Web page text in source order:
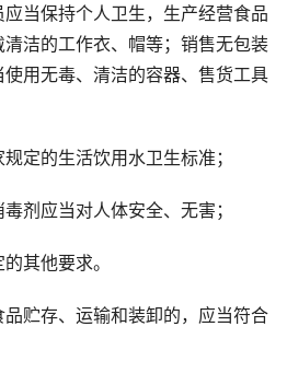
应当保持个人卫生，生产经营食品
洁的工作衣、帽等；销售无包装
用无毒、清洁的容器、售货工具
定的生活饮用水卫生标准；
剂应当对人体安全、无害；
其他要求。
贮存、运输和装卸的，应当符合